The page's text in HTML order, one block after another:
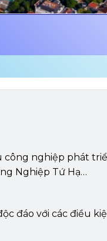
công nghiệp phát
Nghiệp Tứ Hạ…
đáo với các điều